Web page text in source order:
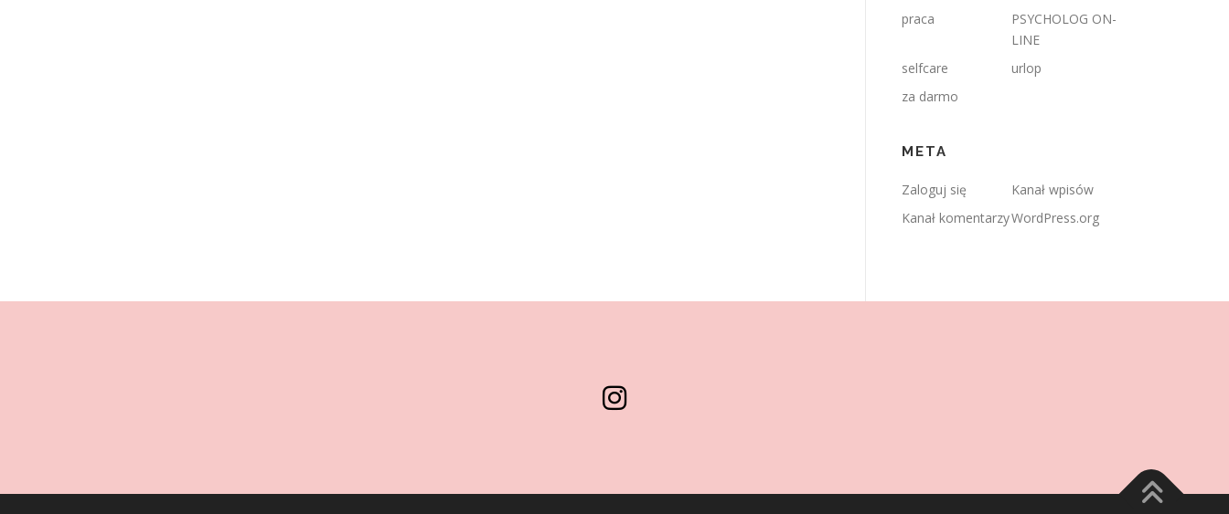
praca
PSYCHOLOG ON-
LINE
selfcare
urlop
za darmo
META
Zaloguj się
Kanał wpisów
Kanał komentarzyWordPress.org